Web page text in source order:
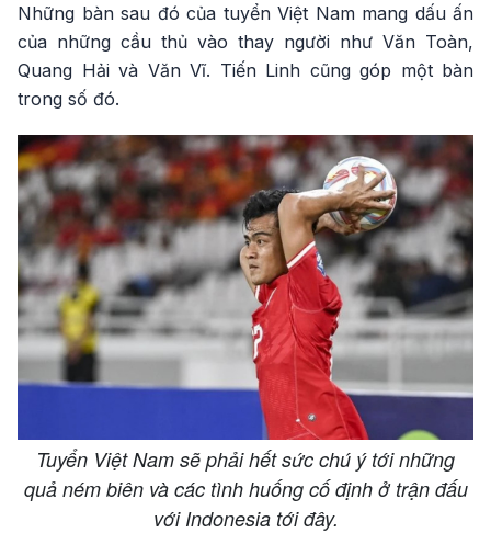
Những bàn sau đó của tuyển Việt Nam mang dấu ấn
của những cầu thủ vào thay người như Văn Toàn,
Quang Hải và Văn Vĩ. Tiến Linh cũng góp một bàn
trong số đó.
Tuyển Việt Nam sẽ phải hết sức chú ý tới những
quả ném biên và các tình huống cố định ở trận đấu
với Indonesia tới đây.